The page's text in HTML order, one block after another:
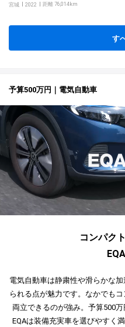
宮城 2022 距離 76,014km
す
予算500万円｜電気自動車
コンパク
電気自動車は静粛性や滑らかな
られる点が魅力です。なかでも
両立できるのが強み。予算500万
EQAは装備充実車を選びやすく